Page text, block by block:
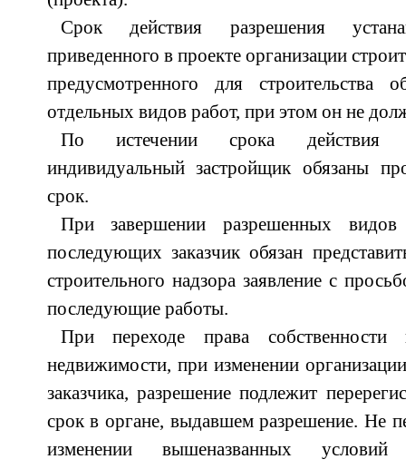
Срок действия разрешения
приведенного в проекте организации
предусмотренного для строительства
отдельных видов работ, при этом он не
По истечении срока действия
индивидуальный застройщик обязаны
срок.
При завершении разрешенных
последующих заказчик обязан
строительного надзора заявление с
последующие работы.
При переходе права собственности
недвижимости, при изменении
заказчика, разрешение подлежит
срок в органе, выдавшем разрешение. Не
изменении вышеназванных условий